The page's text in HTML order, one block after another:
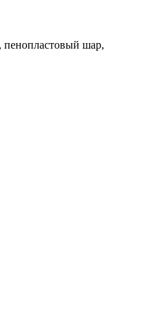
пенопластовый шар,